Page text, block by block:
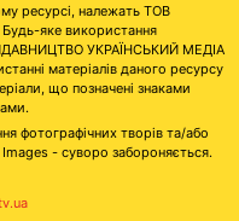
ресурсі, належать ТОВ
яке використання
УКРАЇНСЬКИЙ МЕДІА
матеріалів даного ресурсу
що позначені знаками
фотографічних творів та/або
Images - суворо забороняється.